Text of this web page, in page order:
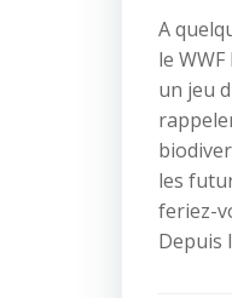
A
le
un jeu
les
feriez-
Depuis